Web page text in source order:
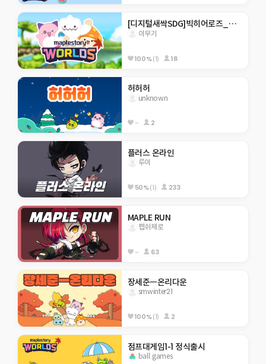
[디지털새싹SDG]빅히어로즈_제주한라대_310호_미래에서 온 점프맵
이무기
100%(1) 18
허허허
unknown
-- 2
플러스 온라인
루이
50%(1) 233
MAPLE RUN
펩쉬제로
-- 63
장세준ㅡ온리다운
smwinter21
100%(1) 2
점프대게임1-1 정식출시
ball games